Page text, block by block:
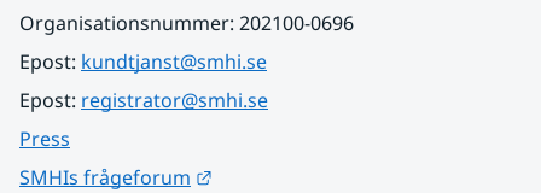
Organisationsnummer: 202100-0696
Epost: kundtjanst@smhi.se
Epost: registrator@smhi.se
Press
SMHIs frågeforum